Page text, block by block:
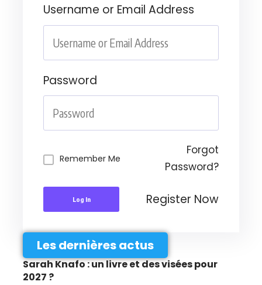
Username or Email Address
Password
Remember Me
Forgot
Password?
Log In Register Now
Les dernières actus
Sarah Knafo : un livre et des visées pour
2027 ?